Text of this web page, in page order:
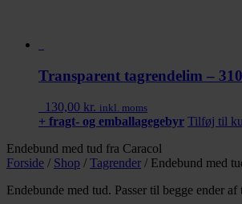
Transparent tagrendelim –
130,00 kr. inkl. moms
+ fragt- og emballagegebyr Tilføj til
Endebund med tud fra Caracol
Forside / Shop / Tagrender / Endebund med
Endebunde med tud. Passer til begge ender af